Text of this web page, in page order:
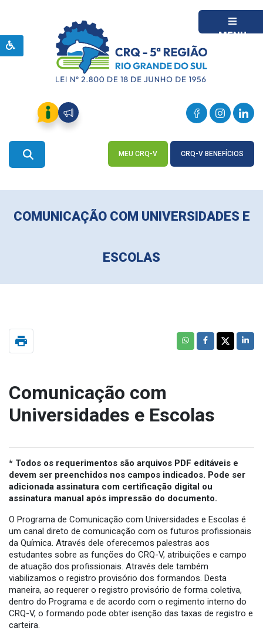
MENU
MEU CRQ-V CRQ-V BENEFÍCIOS
COMUNICAÇÃO COM UNIVERSIDADES E
ESCOLAS
print
Comunicação com
Universidades e Escolas
* Todos os requerimentos são arquivos PDF editáveis e
devem ser preenchidos nos campos indicados. Pode ser
adicionada assinatura com certificação digital ou
assinatura manual após impressão do documento.
O Programa de Comunicação com Universidades e Escolas é
um canal direto de comunicação com os futuros profissionais
da Química. Através dele oferecemos palestras aos
estudantes sobre as funções do CRQ-V, atribuições e campo
de atuação dos profissionais. Através dele também
viabilizamos o registro provisório dos formandos. Desta
maneira, ao requerer o registro provisório de forma coletiva,
dentro do Programa e de acordo com o regimento interno do
CRQ-V, o formando pode obter isenção das taxas de registro e
carteira.